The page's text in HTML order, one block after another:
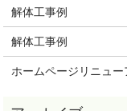
解体工事例
解体工事例
ホームページリニュー